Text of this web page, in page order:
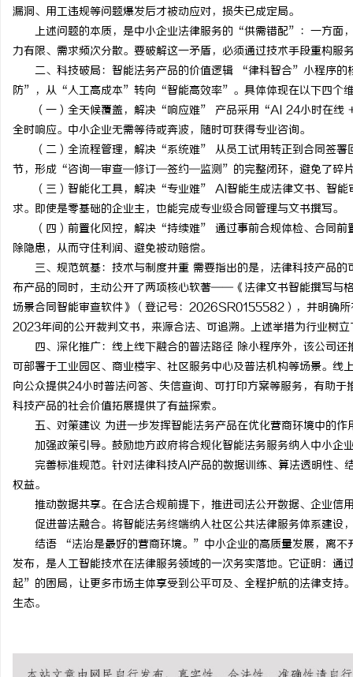
漏洞、用工违规等问题爆发后才被动应对，损失已成定局。
上述问题的本质，是中小企业法律服务的“供需错配”：一方面
力有限、需求频次分散。要破解这一矛盾，必须通过技术手段重构服
二、科技破局：智能法务产品的价值逻辑 “律科智合”小程序
防”，从“人工高成本”转向“智能高效率”。具体体现在以下四个
（一）全天候覆盖，解决“响应难” 产品采用“AI 24小时在
全时响应。中小企业无需等待或奔波，随时可获得专业咨询。
（二）全流程管理，解决“系统难” 从员工试用转正到合同签
节，形成“咨询—审查—修订—签约—监测”的完整闭环，避免了碎片
（三）智能化工具，解决“专业难” AI智能生成法律文书、智
求。即使是零基础的企业主，也能完成专业级合同管理与文书撰写。
（四）前置化风控，解决“持续难” 通过事前合规体检、合同
除隐患，从而守住利润、避免被动赔偿。
三、规范筑基：技术与制度并重 需要指出的是，法律科技产品
布产品的同时，主动公开了两项核心软著——《法律文书智能撰写
场景合同智能审查软件》（登记号：2026SR0155582），并明确
2023年间的公开裁判文书，来源合法、可追溯。上述举措为行业树
四、深化推广：线上线下融合的普法路径 除小程序外，该公司
可部署于工业园区、商业楼宇、社区服务中心及普法机构等场景。
向公众提供24小时普法问答、失信查询、可打印方案等服务，有助
科技产品的社会价值拓展提供了有益探索。
五、对策建议 为进一步发挥智能法务产品在优化营商环境中的作
加强政策引导。鼓励地方政府将合规化智能法务服务纳入中小
完善标准规范。针对法律科技AI产品的数据训练、算法透明性
权益。
推动数据共享。在合法合规前提下，推进司法公开数据、企业
促进普法融合。将智能法务终端纳入社区公共法律服务体系建
结语 “法治是最好的营商环境。”中小企业的高质量发展，离
发布，是人工智能技术在法律服务领域的一次务实落地。它证明：
起”的困局，让更多市场主体享受到公平可及、全程护航的法律支持
生态。
约克 IWE Home 水生态中央空调全
列产品型号及核心参数汇总
从三楼到公园，从台阶
动轮椅如何改变生活